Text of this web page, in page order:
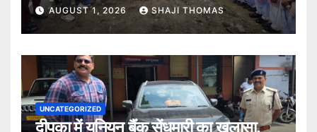
AUGUST 1, 2026 SHAJI THOMAS
UNCATEGORIZED
दीपका में यूनियन बैंक सेंधमारी का खुलासा,